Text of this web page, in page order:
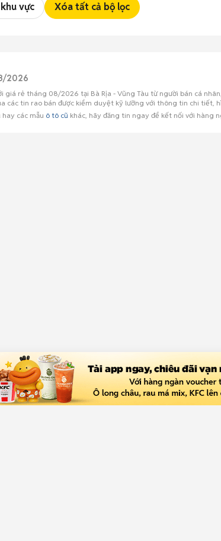
vực Xóa tất cả bộ lọc
2026
giá rẻ tháng 08/2026 tại Bà Rịa - Vũng Tàu từ người bán cá
các tin rao bán được kiểm duyệt kỹ lưỡng với thông tin chi tiết,
hay các mẫu ô tô cũ khác, hãy đăng tin ngay để kết nối với hàng